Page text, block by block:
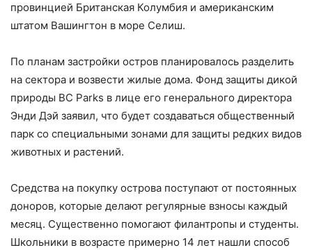
провинцией Британская Колумбия и американским
штатом Вашингтон в море Селиш.
По планам застройки остров планировалось разделить
на сектора и возвести жилые дома. Фонд защиты дикой
природы BC Parks в лице его генерального директора
Энди Дэй заявил, что будет создаваться общественный
парк со специальными зонами для защиты редких видов
животных и растений.
Средства на покупку острова поступают от постоянных
доноров, которые делают регулярные взносы каждый
месяц. Существенно помогают филантропы и студенты.
Школьники в возрасте примерно 14 лет нашли способ